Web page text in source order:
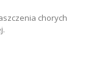
chorych